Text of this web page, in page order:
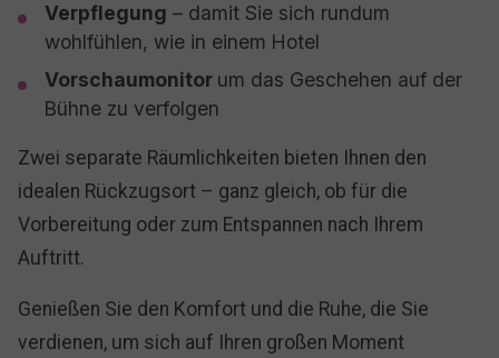
Verpflegung – damit Sie sich rundum
wohlfühlen, wie in einem Hotel
Vorschaumonitor um das Geschehen auf der
Bühne zu verfolgen
Zwei separate Räumlichkeiten bieten Ihnen den
idealen Rückzugsort – ganz gleich, ob für die
Vorbereitung oder zum Entspannen nach Ihrem
Auftritt.
Genießen Sie den Komfort und die Ruhe, die Sie
verdienen, um sich auf Ihren großen Moment